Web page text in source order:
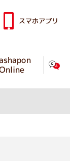
スマホアプリ